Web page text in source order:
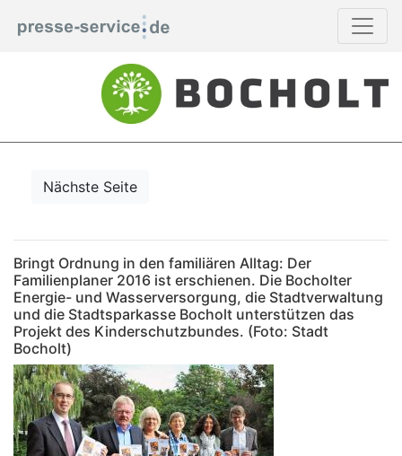
Nächste Seite
Bringt Ordnung in den familiären Alltag: Der
Familienplaner 2016 ist erschienen. Die Bocholter
Energie- und Wasserversorgung, die Stadtverwaltung
und die Stadtsparkasse Bocholt unterstützen das
Projekt des Kinderschutzbundes. (Foto: Stadt
Bocholt)